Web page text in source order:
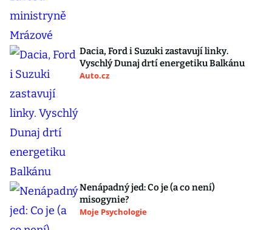
Dacia, Ford i Suzuki zastavují linky.
Vyschlý Dunaj drtí energetiku Balkánu
Auto.cz
Nenápadný jed: Co je (a co není)
misogynie?
Moje Psychologie